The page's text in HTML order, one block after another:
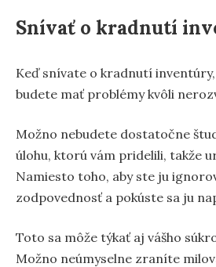
Snívať o kradnutí
Keď snívate o kradnutí
budete mať problémy kvôli
Možno nebudete dostatočne
úlohu, ktorú vám pridelili, takže
Namiesto toho, aby ste ju
zodpovednosť a pokúste sa ju
Toto sa môže týkať aj vášho
Možno neúmyselne zraníte